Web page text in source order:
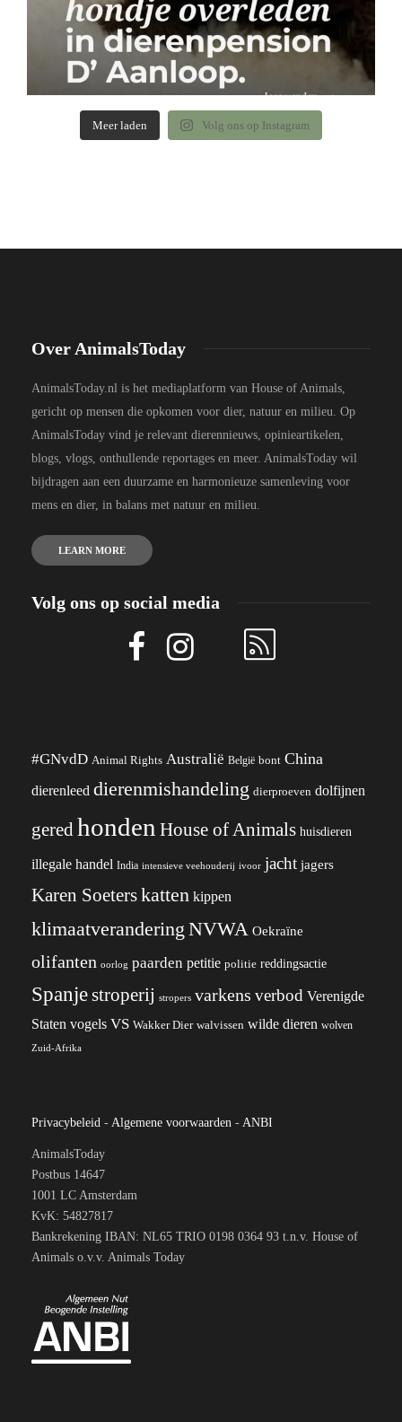
Meer laden Volg ons op Instagram
Over AnimalsToday
AnimalsToday.nl is het mediaplatform van House of Animals,
gericht op mensen die opkomen voor dier, natuur en milieu. Op
AnimalsToday vind je relevant dierennieuws, opinieartikelen,
blogs, vlogs, onthullende reportages en meer. AnimalsToday wil
bijdragen aan een duurzame en harmonieuze samenleving voor
mens en dier, in balans met natuur en milieu.
LEARN MORE
Volg ons op social media
#GNvdD Animal Rights Australië België bont China
dierenleed dierenmishandeling dierproeven dolfijnen
gered honden House of Animals huisdieren
illegale handel India intensieve veehouderij ivoor jacht jagers
Karen Soeterskatten kippen
klimaatverandering NVWA Oekraïne
olifanten oorlog paarden petitie politie reddingsactie
Spanjestroperij stropers varkens verbod Verenigde
Staten vogels VS Wakker Dier walvissen wilde dieren wolven
Zuid-Afrika
Privacybeleid - Algemene voorwaarden - ANBI
AnimalsToday
Postbus 14647
1001 LC Amsterdam
KvK: 54827817
Bankrekening IBAN: NL65 TRIO 0198 0364 93 t.n.v. House of
Animals o.v.v. Animals Today